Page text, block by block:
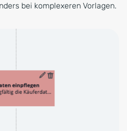
bei komplexeren Vorlagen.